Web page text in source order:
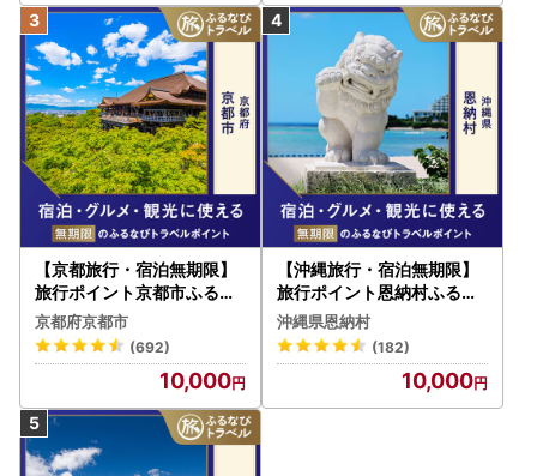
【京都旅行・宿泊無期限】
旅行ポイント京都市ふるな
びトラベルポイント
京都府京都市
(692)
10,000
【沖縄旅行・宿泊無期限】
旅行ポイント恩納村ふるな
びトラベルポイント
沖縄県恩納村
(182)
10,000